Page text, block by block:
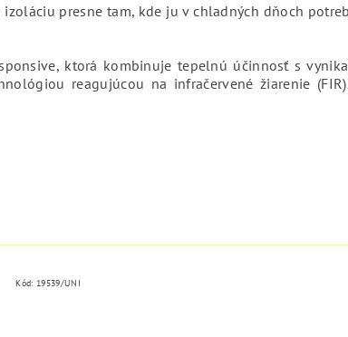
presne tam, kde ju v chladných dňoch
ktorá kombinuje tepelnú účinnosť s
reagujúcou na infračervené žiarenie
Kód: 19539/UNI